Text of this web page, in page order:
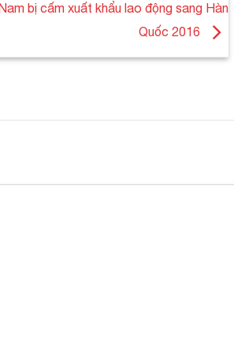
bị cấm xuất khẩu lao động sang Hàn
Quốc 2016